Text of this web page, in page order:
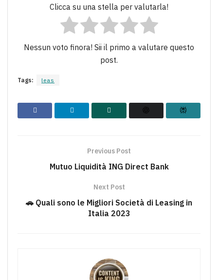
Clicca su una stella per valutarla!
Nessun voto finora! Sii il primo a valutare questo
post.
Tags: leas
Previous Post
Mutuo Liquidità ING Direct Bank
Next Post
🚗 Quali sono le Migliori Società di Leasing in
Italia 2023